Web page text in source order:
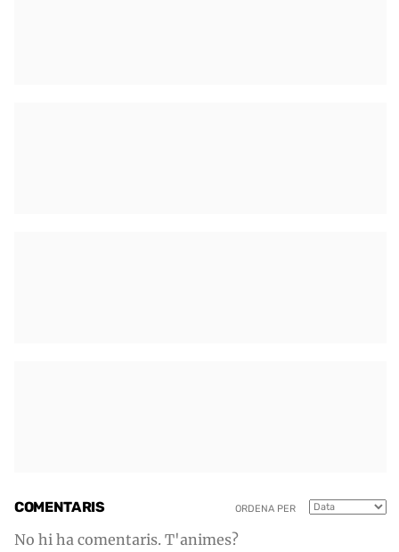
COMENTARIS ORDENA PER
No hi ha comentaris. T'animes?